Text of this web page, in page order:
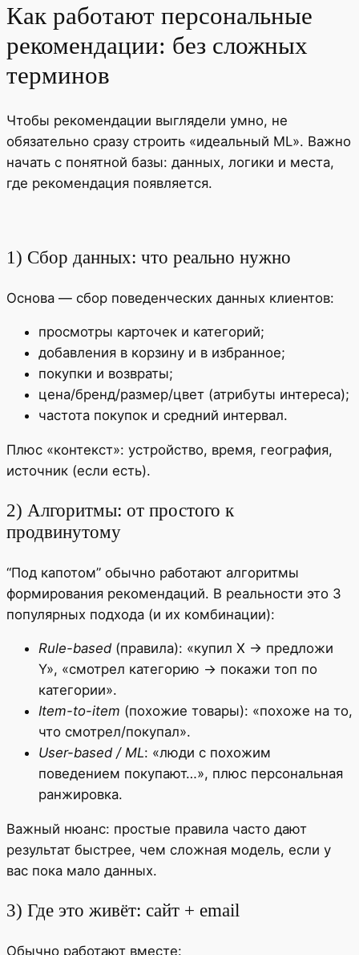
Как работают персональные
рекомендации: без сложных
терминов
Чтобы рекомендации выглядели умно, не
обязательно сразу строить «идеальный ML». Важно
начать с понятной базы: данных, логики и места,
где рекомендация появляется.
1) Сбор данных: что реально нужно
Основа — сбор поведенческих данных клиентов:
просмотры карточек и категорий;
добавления в корзину и в избранное;
покупки и возвраты;
цена/бренд/размер/цвет (атрибуты интереса);
частота покупок и средний интервал.
Плюс «контекст»: устройство, время, география,
источник (если есть).
2) Алгоритмы: от простого к
продвинутому
“Под капотом” обычно работают алгоритмы
формирования рекомендаций. В реальности это 3
популярных подхода (и их комбинации):
Rule-based (правила): «купил X → предложи
Y», «смотрел категорию → покажи топ по
категории».
Item-to-item (похожие товары): «похоже на то,
что смотрел/покупал».
User-based / ML: «люди с похожим
поведением покупают…», плюс персональная
ранжировка.
Важный нюанс: простые правила часто дают
результат быстрее, чем сложная модель, если у
вас пока мало данных.
3) Где это живёт: сайт + email
Обычно работают вместе: